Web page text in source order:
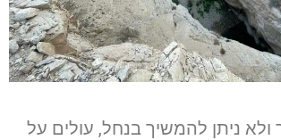
ניתן להמשיך בנחל, עולים על